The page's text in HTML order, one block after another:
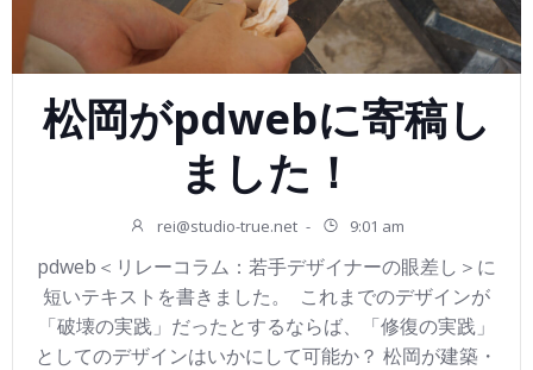
松岡がpdwebに寄稿し
ました！
rei@studio-true.net - 9:01 am
pdweb＜リレーコラム：若手デザイナーの眼差し＞に
短いテキストを書きました。 これまでのデザインが
「破壊の実践」だったとするならば、「修復の実践」
としてのデザインはいかにして可能か？ 松岡が建築・